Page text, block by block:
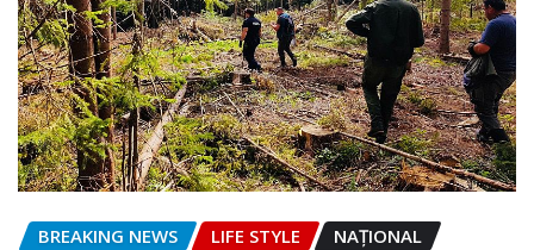
BREAKING NEWS LIFE STYLE NAŢIONAL